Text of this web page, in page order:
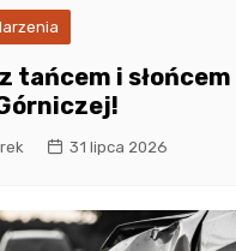
tańcem i słońcem
31 lipca 2026